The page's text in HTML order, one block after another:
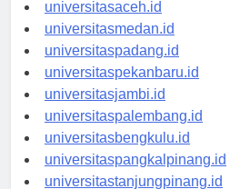
universitasaceh.id
universitasmedan.id
universitaspadang.id
universitaspekanbaru.id
universitasjambi.id
universitaspalembang.id
universitasbengkulu.id
universitaspangkalpinang.id